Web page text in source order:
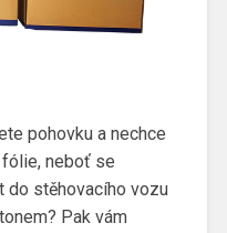
pohovku a nechce
neboť se
do stěhovacího vozu
Pak vám